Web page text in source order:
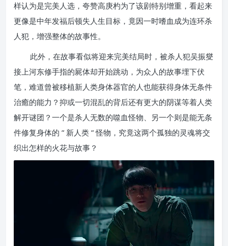
样认为是完美人选，夸赞高庚杓为了该剧特别增重，看起来
更像是中年发福后顿失人生目标，竟因一时嗜血成为连环杀
人犯，增强整体的故事性。
此外，在故事看似将迎来完美结局时，被杀人犯吴振燮
接上河东修手指的屍体却开始跳动，为众人的故事埋下伏
笔，难道曾被移植新人类身体器官的人也能获得身体无条件
治癒的能力？抑或一切混乱的背后还有更大的阴谋等着人类
解开谜团？一个是杀人无数的噬血怪物、另一个则是能无条
件修复身体的 ” 新人类 ” 怪物，究竟这两个孤独的灵魂将交
织出怎样的火花与故事？